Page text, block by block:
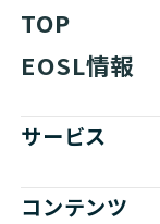
TOP
EOSL情報
サービス
コンテンツ